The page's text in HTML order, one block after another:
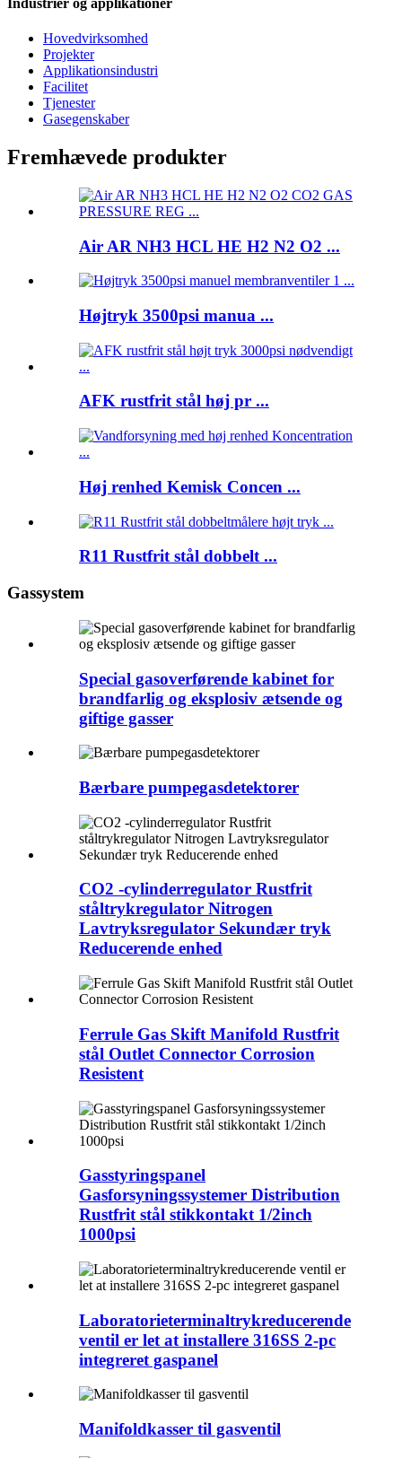
Hovedvirksomhed
Projekter
Applikationsindustri
Facilitet
Tjenester
Gasegenskaber
Fremhævede produkter
Air AR NH3 HCL HE H2 N2 O2 ...
Højtryk 3500psi manua ...
AFK rustfrit stål høj pr ...
Høj renhed Kemisk Concen ...
R11 Rustfrit stål dobbelt ...
Gassystem
Special gasoverførende kabinet for
brandfarlig og eksplosiv ætsende og
giftige gasser
Bærbare pumpegasdetektorer
CO2 -cylinderregulator Rustfrit
ståltrykregulator Nitrogen
Lavtryksregulator Sekundær tryk
Reducerende enhed
Ferrule Gas Skift Manifold Rustfrit
stål Outlet Connector Corrosion
Resistent
Gasstyringspanel
Gasforsyningssystemer Distribution
Rustfrit stål stikkontakt 1/2inch
1000psi
Laboratorieterminaltrykreducerende
ventil er let at installere 316SS 2-pc
integreret gaspanel
Manifoldkasser til gasventil